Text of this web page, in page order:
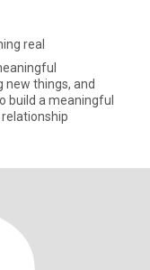
real
new things, and
build a meaningful